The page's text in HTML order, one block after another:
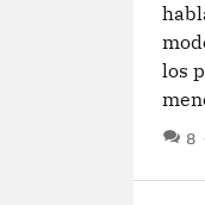
los
8